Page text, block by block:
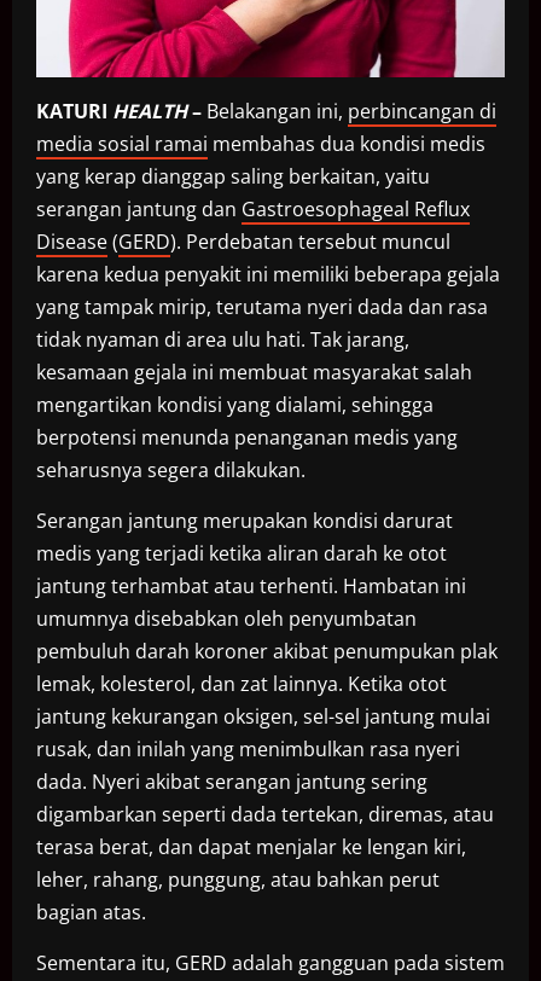
KATURI HEALTH– Belakangan ini, perbincangan di
media sosial ramai membahas dua kondisi medis
yang kerap dianggap saling berkaitan, yaitu
serangan jantung dan Gastroesophageal Reflux
Disease(GERD). Perdebatan tersebut muncul
karena kedua penyakit ini memiliki beberapa gejala
yang tampak mirip, terutama nyeri dada dan rasa
tidak nyaman di area ulu hati. Tak jarang,
kesamaan gejala ini membuat masyarakat salah
mengartikan kondisi yang dialami, sehingga
berpotensi menunda penanganan medis yang
seharusnya segera dilakukan.
Serangan jantung merupakan kondisi darurat
medis yang terjadi ketika aliran darah ke otot
jantung terhambat atau terhenti. Hambatan ini
umumnya disebabkan oleh penyumbatan
pembuluh darah koroner akibat penumpukan plak
lemak, kolesterol, dan zat lainnya. Ketika otot
jantung kekurangan oksigen, sel-sel jantung mulai
rusak, dan inilah yang menimbulkan rasa nyeri
dada. Nyeri akibat serangan jantung sering
digambarkan seperti dada tertekan, diremas, atau
terasa berat, dan dapat menjalar ke lengan kiri,
leher, rahang, punggung, atau bahkan perut
bagian atas.
Sementara itu, GERD adalah gangguan pada sistem